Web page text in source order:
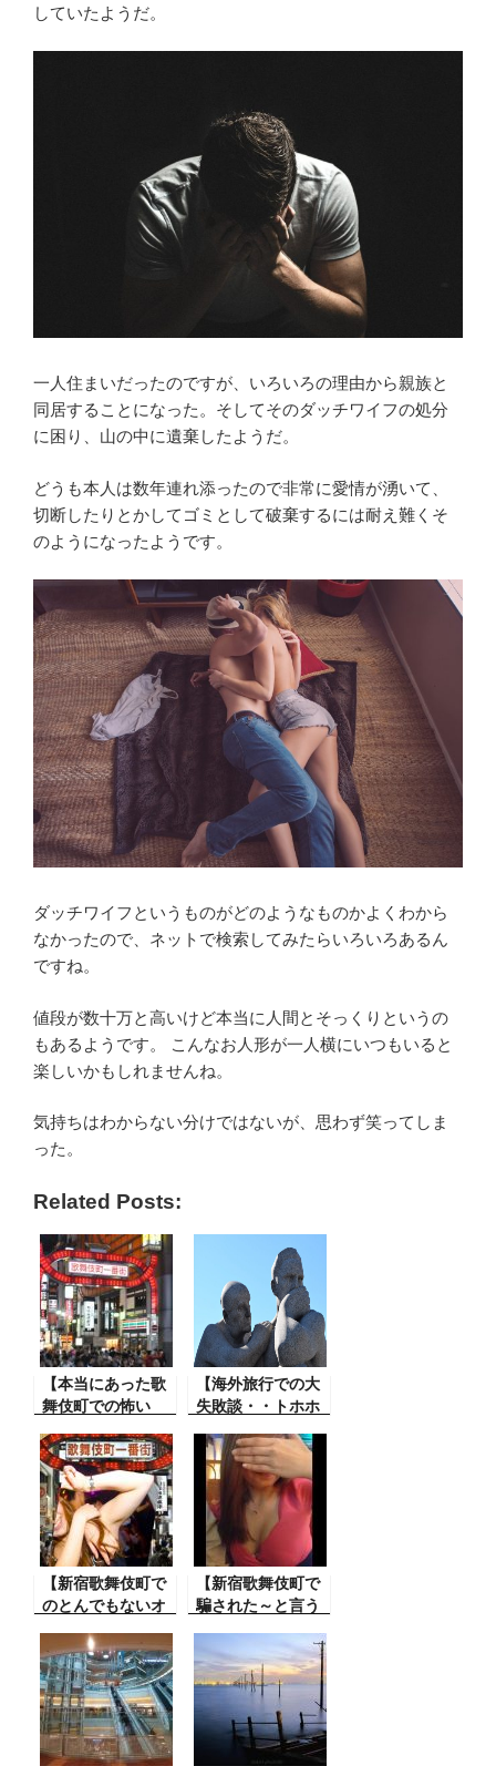
していたようだ。
一人住まいだったのですが、いろいろの理由から親族と
同居することになった。そしてそのダッチワイフの処分
に困り、山の中に遺棄したようだ。
どうも本人は数年連れ添ったので非常に愛情が湧いて、
切断したりとかしてゴミとして破棄するには耐え難くそ
のようになったようです。
ダッチワイフというものがどのようなものかよくわから
なかったので、ネットで検索してみたらいろいろあるん
ですね。
値段が数十万と高いけど本当に人間とそっくりというの
もあるようです。 こんなお人形が一人横にいつもいると
楽しいかもしれませんね。
気持ちはわからない分けではないが、思わず笑ってしま
った。
Related Posts:
【本当にあった歌
舞伎町での怖い
ん気を付けて！】
こんなことがある
んですよ。これも
本当に怖いです。
調子に乗って被害
に遭わないよう
に。
【海外旅行での大
失敗談・・トホホ
海外旅行をしてる
時にこんなトラブ
ルが。これには大
変参りました。は
ずかしいや
ら・・・
【新宿歌舞伎町で
のとんでもないオ
談】オカマがヌー
ドダンスを！〇〇
〇が・・おおお！
【新宿歌舞伎町で
騙された～と言う
け】歌舞伎町で誘
われて、その後と
んでもない事
に・・未成年者閲
覧禁止